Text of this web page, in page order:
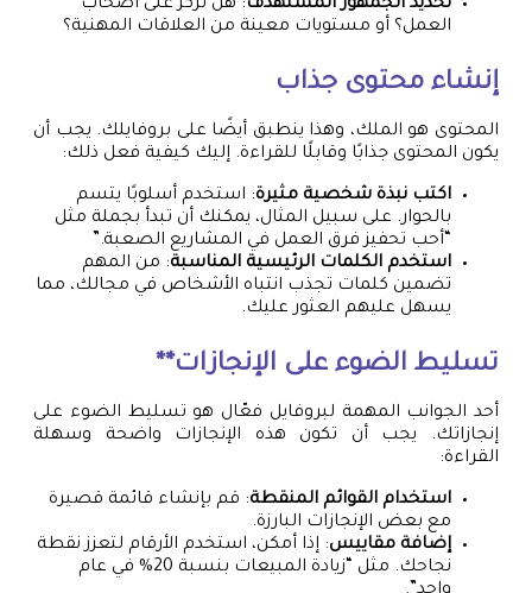
تحديد الجمهور المستهدف: هل تركز على أصحاب
العمل؟ أو مستويات معينة من العلاقات المهنية؟
إنشاء محتوى جذاب
المحتوى هو الملك، وهذا ينطبق أيضًا على بروفايلك. يجب أن
يكون المحتوى جذابًا وقابلًا للقراءة. إليك كيفية فعل ذلك:
اكتب نبذة شخصية مثيرة: استخدم أسلوبًا يتسم
بالحوار. على سبيل المثال، يمكنك أن تبدأ بجملة مثل
“أحب تحفيز فرق العمل في المشاريع الصعبة.”
استخدم الكلمات الرئيسية المناسبة: من المهم
تضمين كلمات تجذب انتباه الأشخاص في مجالك، مما
يسهل عليهم العثور عليك.
تسليط الضوء على الإنجازات**
أحد الجوانب المهمة لبروفايل فعّال هو تسليط الضوء على
إنجازاتك. يجب أن تكون هذه الإنجازات واضحة وسهلة
القراءة:
استخدام القوائم المنقطة: قم بإنشاء قائمة قصيرة
مع بعض الإنجازات البارزة.
إضافة مقاييس: إذا أمكن، استخدم الأرقام لتعزز نقطة
نجاحك. مثل “زيادة المبيعات بنسبة 20% في عام